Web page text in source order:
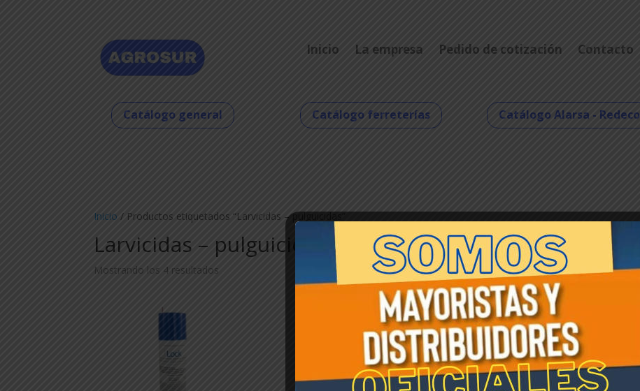
Inicio La empresa Pedido de cotización Contacto
Catálogo general Catálogo ferreterías Catálogo Alarsa - Redeco
Inicio / Productos etiquetados “Larvicidas – pulguicidas”
Larvicidas – pulguicidas
Mostrando los 4 resultados